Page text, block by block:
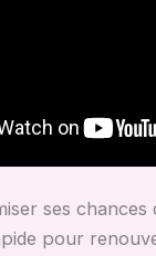
ses chances
pour